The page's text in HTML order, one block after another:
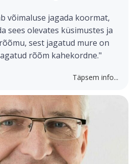
võimaluse jagada koormat,
sees olevates küsimustes ja
sest jagatud mure on
rõõm kahekordne."
Täpsem info...